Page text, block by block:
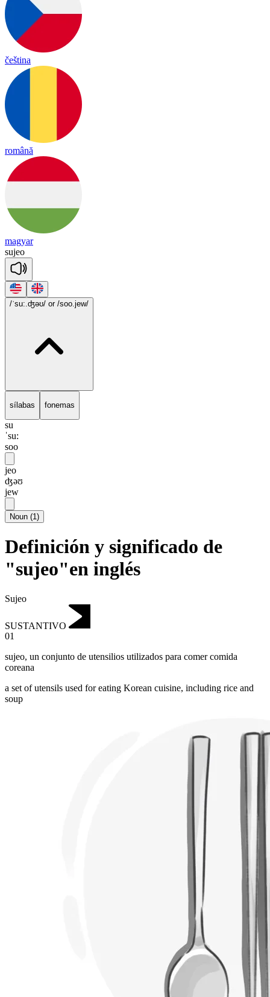
čeština
română
magyar
sujeo
/ˈsu:.ʤəʊ/ or /soo.jew/
sílabas fonemas
su
ˈsu:
soo
jeo
ʤəʊ
jew
Noun (1)
Definición y significado de
"sujeo"en inglés
Sujeo
SUSTANTIVO
01
sujeo, un conjunto de utensilios utilizados para comer comida
coreana
a set of utensils used for eating Korean cuisine, including rice and
soup